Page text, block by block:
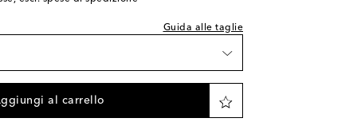
Guida alle taglie
rimasti
al carrello